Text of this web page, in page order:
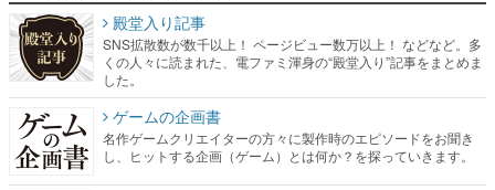
殿堂入り記事
SNS拡散数が数千以上！ ページビュー数万以上！ などなど。多
くの人々に読まれた、電ファミ渾身の“殿堂入り”記事をまとめま
した。
ゲームの企画書
名作ゲームクリエイターの方々に製作時のエピソードをお聞き
し、ヒットする企画（ゲーム）とは何か？を探っていきます。